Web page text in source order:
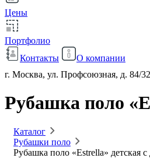
Цены
Портфолио
Контакты
О компании
г. Москва, ул. Профсоюзная, д. 84/
Рубашка поло
Каталог
Рубашки поло
Рубашка поло «Estrella» детская